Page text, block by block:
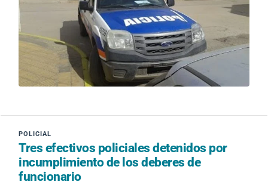
Tres efectivos policiales detenidos por
incumplimiento de los deberes de
funcionario